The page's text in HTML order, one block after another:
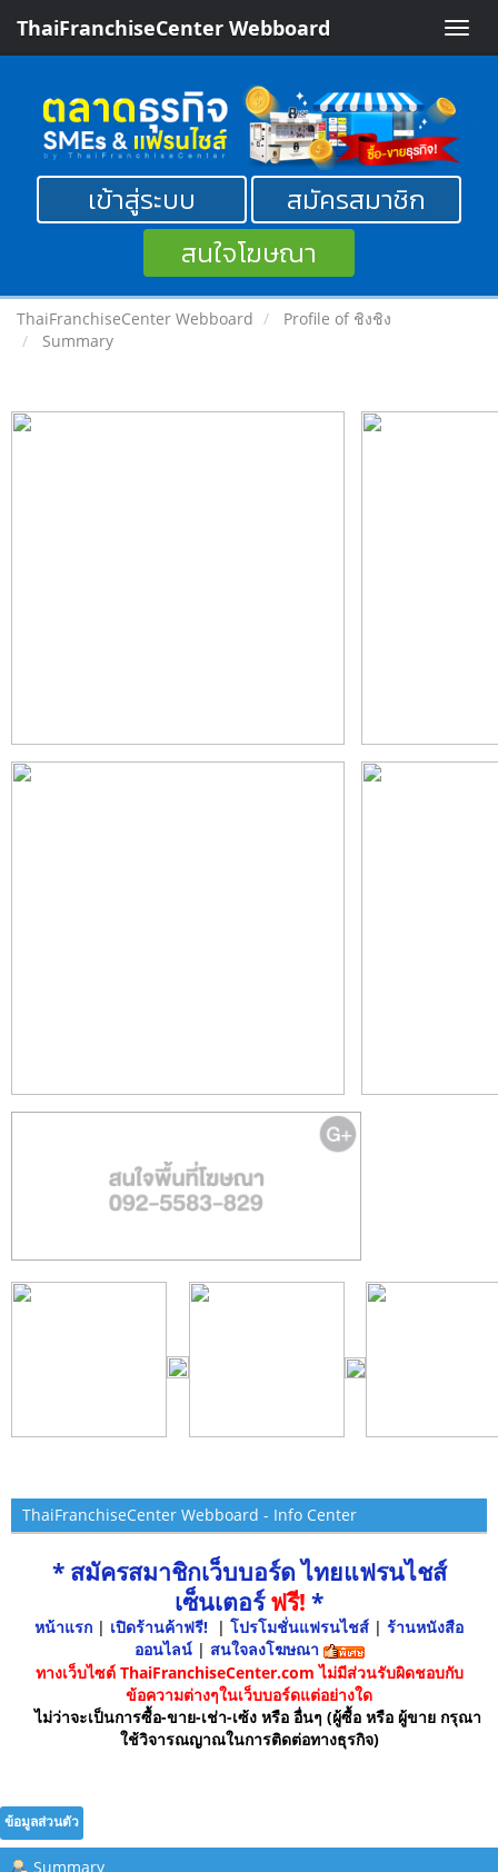
Toggle
ThaiFranchiseCenter Webboard
เข้าสู่ระบบ
สมัครสมาชิก
สนใจโฆษณา
ThaiFranchiseCenter Webboard
Profile of ชิงชิง
Summary
ThaiFranchiseCenter Webboard - Info Center
* สมัครสมาชิกเว็บบอร์ด ไทยแฟรนไชส์
เซ็นเตอร์ฟรี! *
หน้าแรก | เปิดร้านค้าฟรี! | โปรโมชั่นแฟรนไชส์ | ร้านหนังสือ
ออนไลน์ | สนใจลงโฆษณา
ทางเว็บไซต์ ThaiFranchiseCenter.com ไม่มีส่วนรับผิดชอบกับ
ข้อความต่างๆในเว็บบอร์ดแต่อย่างใด
ไม่ว่าจะเป็นการซื้อ-ขาย-เช่า-เซ้ง หรือ อื่นๆ (ผู้ซื้อ หรือ ผู้ขาย กรุณา
ใช้วิจารณญาณในการติดต่อทางธุรกิจ)
ข้อมูลส่วนตัว
Summary